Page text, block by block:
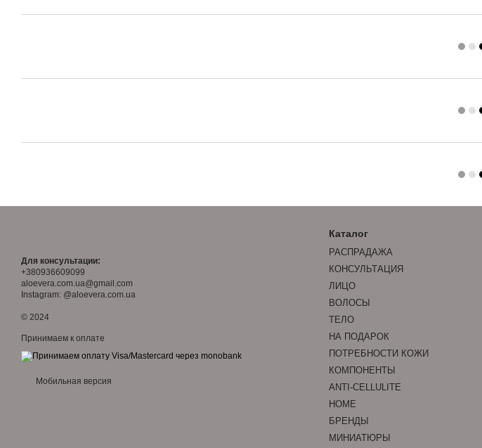
Для консультации:
+380936609099
aloevera.com.ua@gmail.com
Instagram: @aloevera.com.ua
© 2024
Принимаем к оплате
Мобильная версия
Каталог
РАСПРАДАЖА
КОНСУЛЬТАЦИЯ
ЛИЦО
ВОЛОСЫ
ТЕЛО
НА ПОДАРОК
ПОТРЕБНОСТИ КОЖИ
КОМПОНЕНТЫ
ANTI-CELLULITE
HOME
БРЕНДЫ
МИНИАТЮРЫ